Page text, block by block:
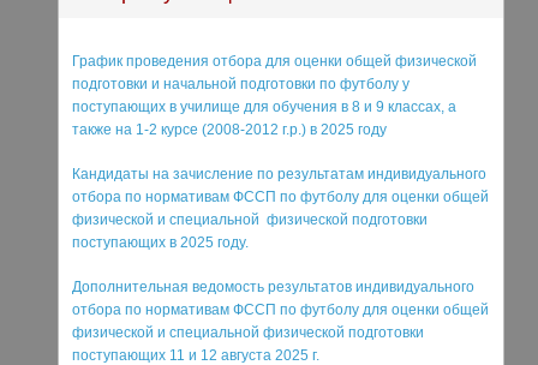
График проведения отбора для оценки общей физической
подготовки и начальной подготовки по футболу у
поступающих в училище для обучения в 8 и 9 классах, а
также на 1-2 курсе (2008-2012 г.р.) в 2025 году
Кандидаты на зачисление по результатам индивидуального
отбора по нормативам ФССП по футболу для оценки общей
физической и специальной физической подготовки
поступающих в 2025 году.
Дополнительная ведомость результатов индивидуального
отбора по нормативам ФССП по футболу для оценки общей
физической и специальной физической подготовки
поступающих 11 и 12 августа 2025 г.